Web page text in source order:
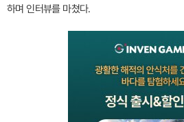
하며 인터뷰를 마쳤다.